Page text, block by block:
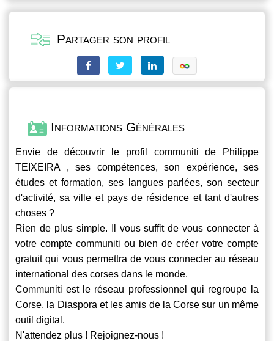
Partager son profil
Informations Générales
Envie de découvrir le profil communiti de Philippe
TEIXEIRA , ses compétences, son expérience, ses
études et formation, ses langues parlées, son secteur
d'activité, sa ville et pays de résidence et tant d'autres
choses ?
Rien de plus simple. Il vous suffit de vous connecter à
votre compte communiti ou bien de créer votre compte
gratuit qui vous permettra de vous connecter au réseau
international des corses dans le monde.
Communiti est le réseau professionnel qui regroupe la
Corse, la Diaspora et les amis de la Corse sur un même
outil digital.
N'attendez plus ! Rejoignez-nous !